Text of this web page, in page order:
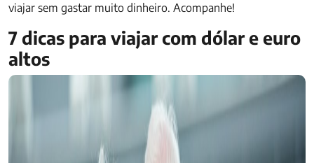
viajar sem gastar muito dinheiro. Acompanhe!
7 dicas para viajar com dólar e euro
altos